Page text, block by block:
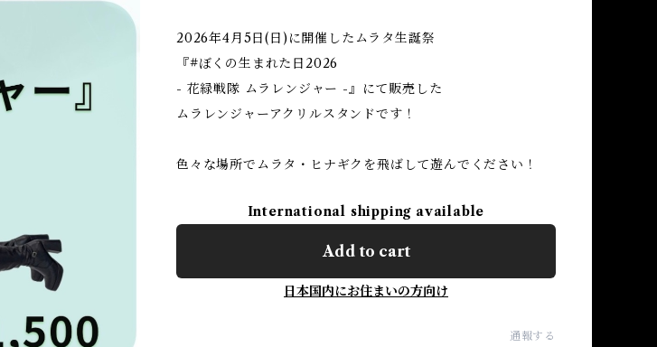
2026年4月5日(日)に開催したムラタ生誕祭
『#ぼくの生まれた日2026
- 花緑戦隊 ムラレンジャー -』にて販売した
ムラレンジャーアクリルスタンドです！
色々な場所でムラタ・ヒナギクを飛ばして遊んでください！
International shipping available
Add to cart
日本国内にお住まいの方向け
通報する